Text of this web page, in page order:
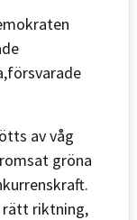
av våg
gröna
riktning,